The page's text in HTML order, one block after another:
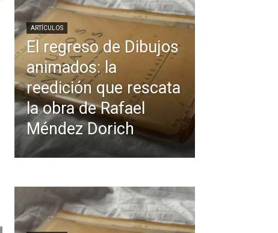
ARTÍCULOS
El regreso de Dibujos
animados: la
reedición que rescata
la obra de Rafael
Méndez Dorich